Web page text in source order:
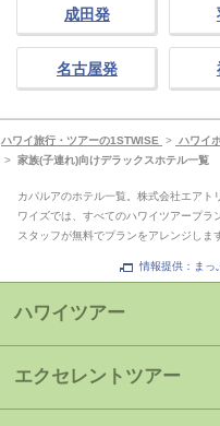
成田発
名古屋発
ハワイ旅行・ツアーの1STWISE > ハワイ
>家族(子連れ)向けデラックスホテル一覧
カパルアのホテル一覧。株式会社エアト
ワイズでは、すべてのハワイツアープ
スタッフが無料でプランをアレンジしま
情報提供：まっ
ハワイツアー
エクセレントツアー